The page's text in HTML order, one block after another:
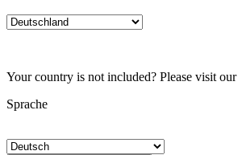
Your country is not included? Please visit our
Sprache